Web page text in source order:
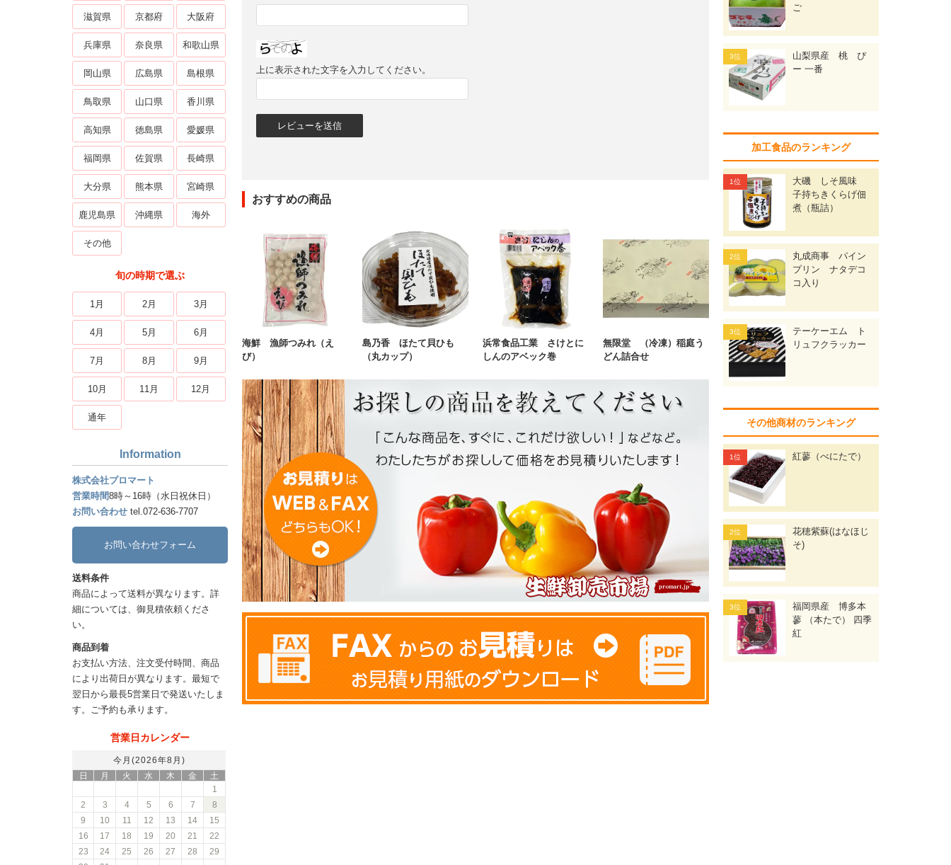
上に表示された文字を入力してください。
おすすめの商品
海鮮 漁師つみれ（え
び）
島乃香 ほたて貝ひも
（丸カップ）
浜常食品工業 さけとに
しんのアベック巻
無限堂 （冷凍）稲庭う
どん詰合せ
滋賀県 京都府 大阪府
兵庫県 奈良県 和歌山県
岡山県 広島県 島根県
鳥取県 山口県 香川県
高知県 徳島県 愛媛県
福岡県 佐賀県 長崎県
大分県 熊本県 宮崎県
鹿児島県 沖縄県 海外
その他
旬の時期で選ぶ
1月 2月 3月
4月 5月 6月
7月 8月 9月
10月 11月 12月
通年
Information
株式会社プロマート
営業時間8時～16時（水日祝休日）
お問い合わせ tel.072-636-7707
お問い合わせフォーム
送料条件
商品によって送料が異なります。詳
細については、御見積依頼くださ
い。
商品到着
お支払い方法、注文受付時間、商品
により出荷日が異なります。最短で
翌日から最長5営業日で発送いたしま
す。ご予約も承ります。
営業日カレンダー
今月(2026年8月)
日
月 火 水 木 金
土
1
2
3 4 5 6 7
8
9
10 11 12 13 14
15
16
17 18 19 20 21
22
23
24 25 26 27 28
29
ご
山梨県産 桃 ぴ
ー 一番
加工食品のランキング
大磯 しそ風味
子持ちきくらげ佃
煮（瓶詰）
丸成商事 パイン
プリン ナタデコ
コ入り
テーケーエム ト
リュフクラッカー
その他商材のランキング
紅蓼（べにたで）
花穂紫蘇(はなほじ
そ)
福岡県産 博多本
蓼 （本たで） 四季
紅